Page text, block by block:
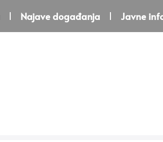
Najave događanja Javne